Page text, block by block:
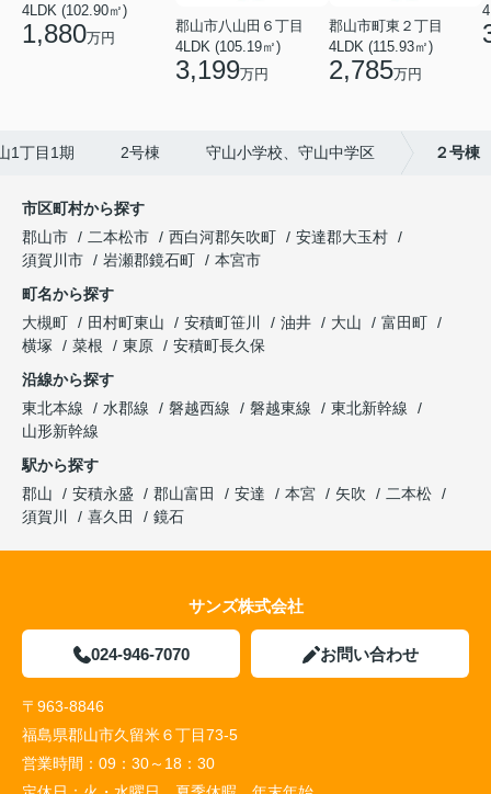
4LDK (102.90㎡)
1,880万円
郡山市八山田６丁目
4LDK (105.19㎡)
3,199万円
郡山市町東２丁目
4LDK (115.93㎡)
2,785万円
山1丁目1期 2号棟 守山小学校、守山中学区 ２号棟
市区町村から探す
郡山市
二本松市 西白河郡矢吹町
安達郡大玉村
須賀川市
岩瀬郡鏡石町
本宮市
町名から探す
大槻町
田村町東山 安積町笹川 油井 大山
富田町
横塚
菜根 東原
安積町長久保
沿線から探す
東北本線
水郡線 磐越西線 磐越東線
東北新幹線
山形新幹線
駅から探す
郡山
安積永盛 郡山富田 安達 本宮 矢吹
二本松
須賀川
喜久田 鏡石
サンズ株式会社
024-946-7070 お問い合わせ
〒963-8846
福島県郡山市久留米６丁目73-5
営業時間： 09：30～18：30